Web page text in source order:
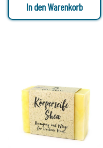
In den Warenkorb